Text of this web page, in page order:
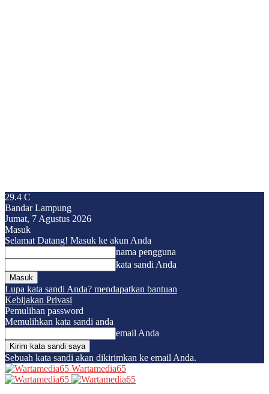
29.4 C
Bandar Lampung
Jumat, 7 Agustus 2026
Masuk
Selamat Datang! Masuk ke akun Anda
nama pengguna
kata sandi Anda
Lupa kata sandi Anda? mendapatkan bantuan
Kebijakan Privasi
Pemulihan password
Memulihkan kata sandi anda
email Anda
Sebuah kata sandi akan dikirimkan ke email Anda.
Wartamedia65